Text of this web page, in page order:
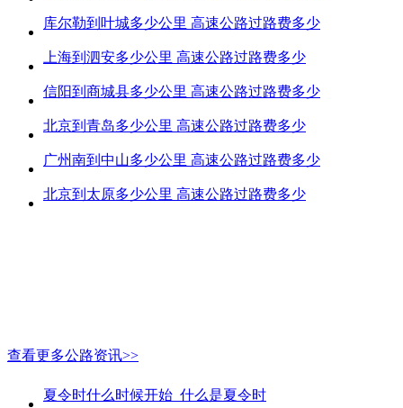
库尔勒到叶城多少公里 高速公路过路费多少
上海到泗安多少公里 高速公路过路费多少
信阳到商城县多少公里 高速公路过路费多少
北京到青岛多少公里 高速公路过路费多少
广州南到中山多少公里 高速公路过路费多少
北京到太原多少公里 高速公路过路费多少
查看更多公路资讯>>
夏令时什么时候开始_什么是夏令时